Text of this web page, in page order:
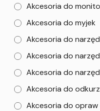
Akcesoria do
Akcesoria do myjek
Akcesoria do
Akcesoria do
Akcesoria do
Akcesoria do
Akcesoria do